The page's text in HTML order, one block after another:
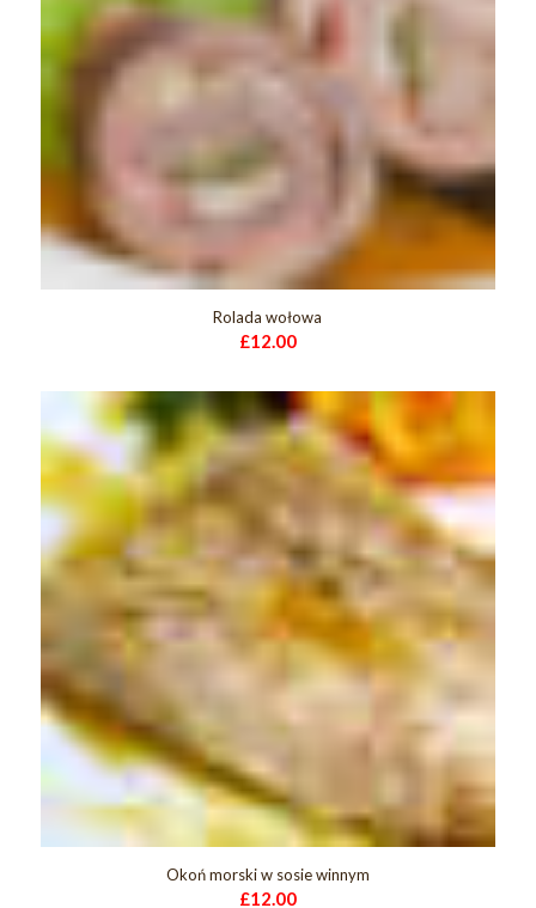
Rolada wołowa
£12.00
Okoń morski w sosie winnym
£12.00